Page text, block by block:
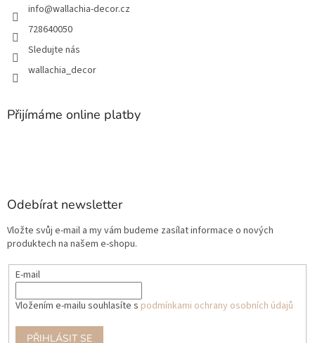
info@wallachia-decor.cz
728640050
Sledujte nás
wallachia_decor
Přijímáme online platby
Odebírat newsletter
Vložte svůj e-mail a my vám budeme zasílat informace o nových
produktech na našem e-shopu.
E-mail
Vložením e-mailu souhlasíte s podmínkami ochrany osobních údajů
PŘIHLÁSIT SE